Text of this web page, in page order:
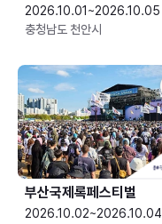
2026.10.01~2026.10.05
충청남도 천안시
부산국제록페스티벌
2026.10.02~2026.10.04